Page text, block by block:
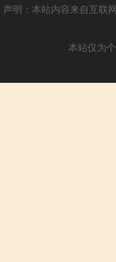
声明：本站内容来自互联
本站仅为